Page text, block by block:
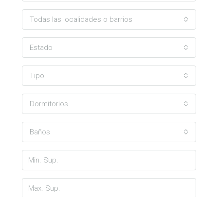
Todas las localidades o barrios
Estado
Tipo
Dormitorios
Baños